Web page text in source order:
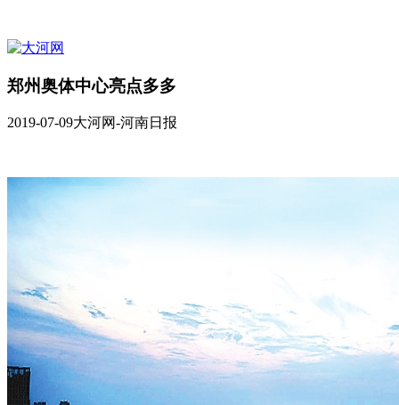
郑州奥体中心亮点多多
2019-07-09大河网-河南日报